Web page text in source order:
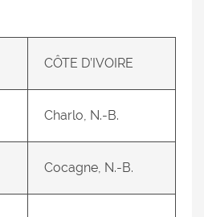
CÔTE D’IVOIRE
Charlo, N.-B.
Cocagne, N.-B.